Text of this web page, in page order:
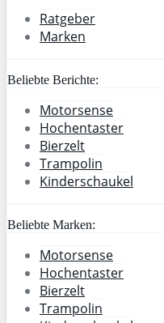
Ratgeber
Marken
Beliebte Berichte:
Motorsense
Hochentaster
Bierzelt
Trampolin
Kinderschaukel
Beliebte Marken:
Motorsense
Hochentaster
Bierzelt
Trampolin